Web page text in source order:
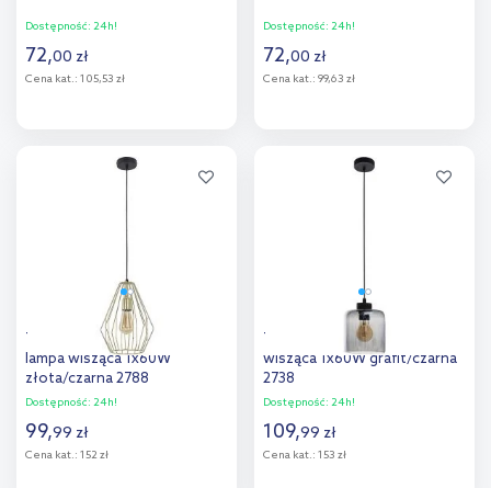
Dostępność: 24h!
72,00 zł
Cena kat.: 105,53 zł
Dodaj do
Dostępność: 24h!
72,00 zł
Cena kat.: 99,63 zł
Dodaj do
TK Lighting Brylant Gold
lampa wisząca 1x60W
złota/czarna 2788
Dostępność: 24h!
99,99 zł
Cena kat.: 152 zł
TK Lighting Sintra lampa
wisząca 1x60W grafit/czarna
2738
Dostępność: 24h!
109,99 zł
Cena kat.: 153 zł